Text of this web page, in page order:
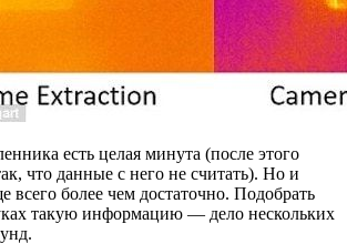
есть целая минута (после этого
что данные с него не считать). Но и
всего более чем достаточно. Подобрать
такую информацию — дело нескольких